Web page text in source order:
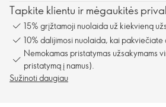
Tapkite klientu ir mėgaukitės
15% grįžtamoji nuolaida už kiekvieną
10% dalijimosi nuolaida, kai pakviečiate
Nemokamas pristatymas užsakymams
pristatymą į namus).
Sužinoti daugiau